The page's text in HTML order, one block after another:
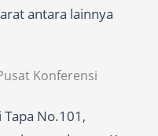
antara lainnya
Konferensi
Tapa No.101,